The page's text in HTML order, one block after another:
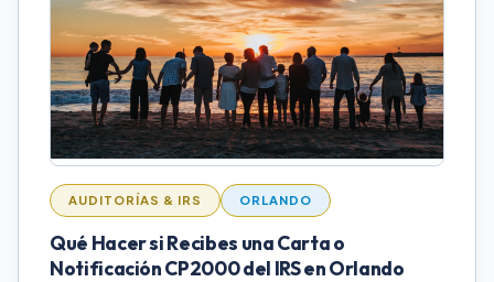
AUDITORÍAS & IRS ORLANDO
Qué Hacer si Recibes una Carta o
Notificación CP2000 del IRS en Orlando